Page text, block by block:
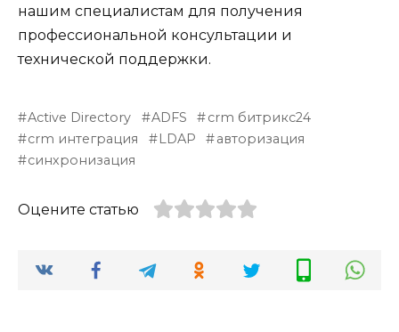
нашим специалистам для получения
профессиональной консультации и
технической поддержки.
Active Directory ADFS
crm битрикс24
crm интеграция
LDAP
авторизация
синхронизация
Оцените статью